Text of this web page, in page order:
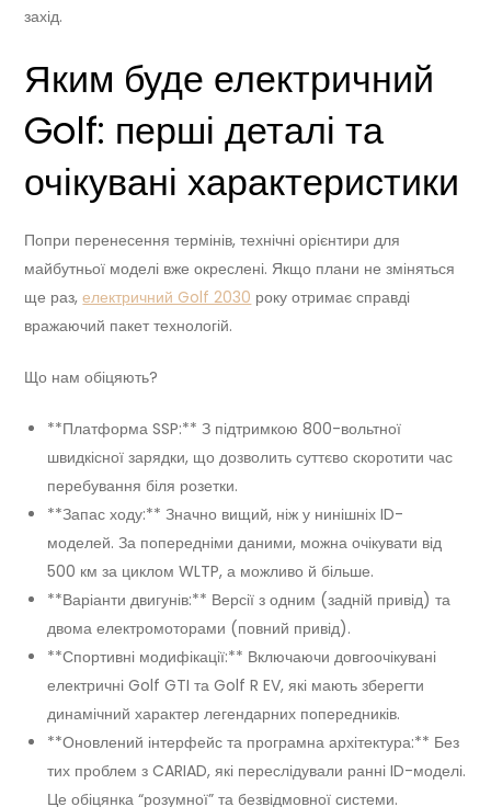
захід.
Яким буде електричний
Golf: перші деталі та
очікувані характеристики
Попри перенесення термінів, технічні орієнтири для
майбутньої моделі вже окреслені. Якщо плани не зміняться
ще раз,електричний Golf 2030 року отримає справді
вражаючий пакет технологій.
Що нам обіцяють?
**Платформа SSP:** З підтримкою 800-вольтної
швидкісної зарядки, що дозволить суттєво скоротити час
перебування біля розетки.
**Запас ходу:** Значно вищий, ніж у нинішніх ID-
моделей. За попередніми даними, можна очікувати від
500 км за циклом WLTP, а можливо й більше.
**Варіанти двигунів:** Версії з одним (задній привід) та
двома електромоторами (повний привід).
**Спортивні модифікації:** Включаючи довгоочікувані
електричні Golf GTI та Golf R EV, які мають зберегти
динамічний характер легендарних попередників.
**Оновлений інтерфейс та програмна архітектура:** Без
тих проблем з CARIAD, які переслідували ранні ID-моделі.
Це обіцянка “розумної” та безвідмовної системи.